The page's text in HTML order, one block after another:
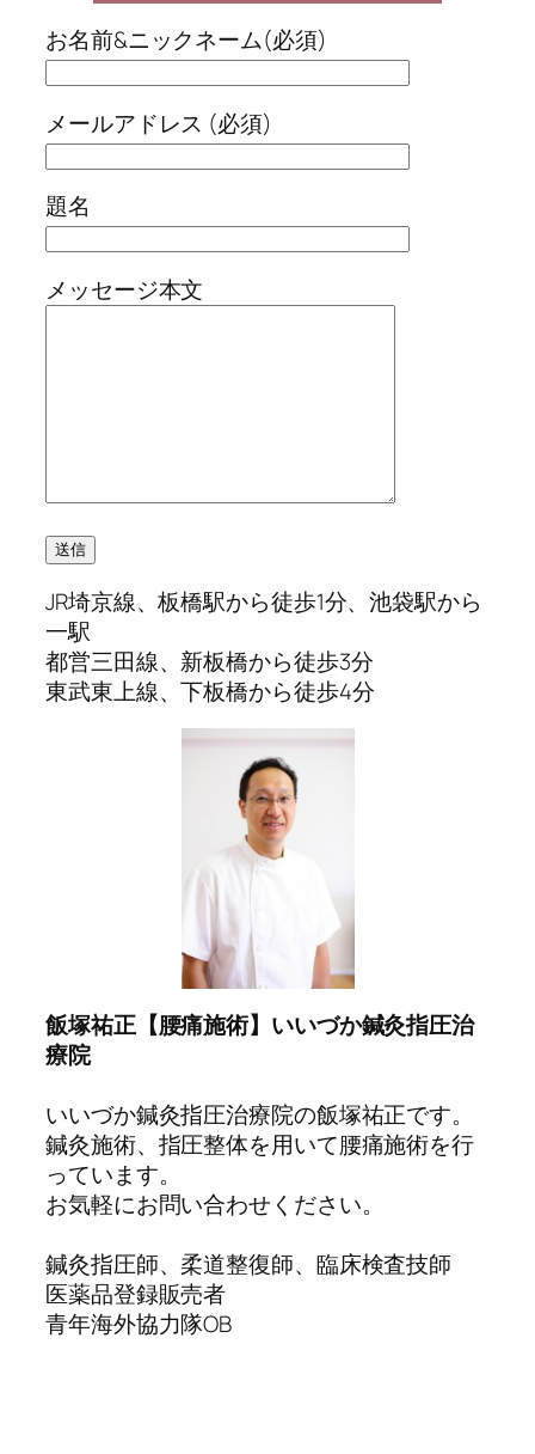
お名前&ニックネーム(必須)
メールアドレス (必須)
題名
メッセージ本文
JR埼京線、板橋駅から徒歩1分、池袋駅から
一駅
都営三田線、新板橋から徒歩3分
東武東上線、下板橋から徒歩4分
飯塚祐正【腰痛施術】いいづか鍼灸指圧治
療院
いいづか鍼灸指圧治療院の飯塚祐正です。
鍼灸施術、指圧整体を用いて腰痛施術を行
っています。
お気軽にお問い合わせください。
鍼灸指圧師、柔道整復師、臨床検査技師
医薬品登録販売者
青年海外協力隊OB